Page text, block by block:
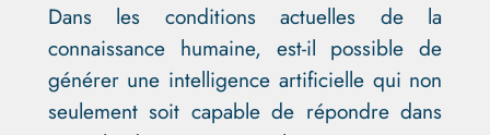
Dans les conditions actuelles de la
connaissance humaine, est-il possible de
générer une intelligence artificielle qui non
seulement soit capable de répondre dans